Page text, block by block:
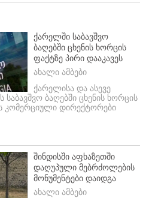
ქარელში საბავშვო
ბაღებში ცხენის ხორცის
ფაქტზე პირი დააკავეს
ახალი ამბები
ქარელისა და ასევე
ბაღებში ცხენის ხორცის
კომერციული დირექტორები
შინდისში აფხაზეთში
დაღუპული მებრძოლების
მონუმენტები დაიდგა
ახალი ამბები